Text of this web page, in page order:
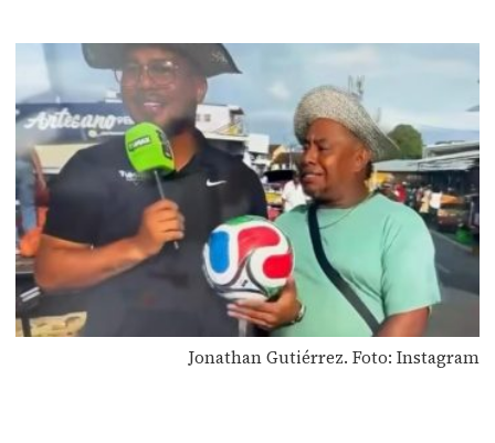
Jonathan Gutiérrez. Foto: Instagram